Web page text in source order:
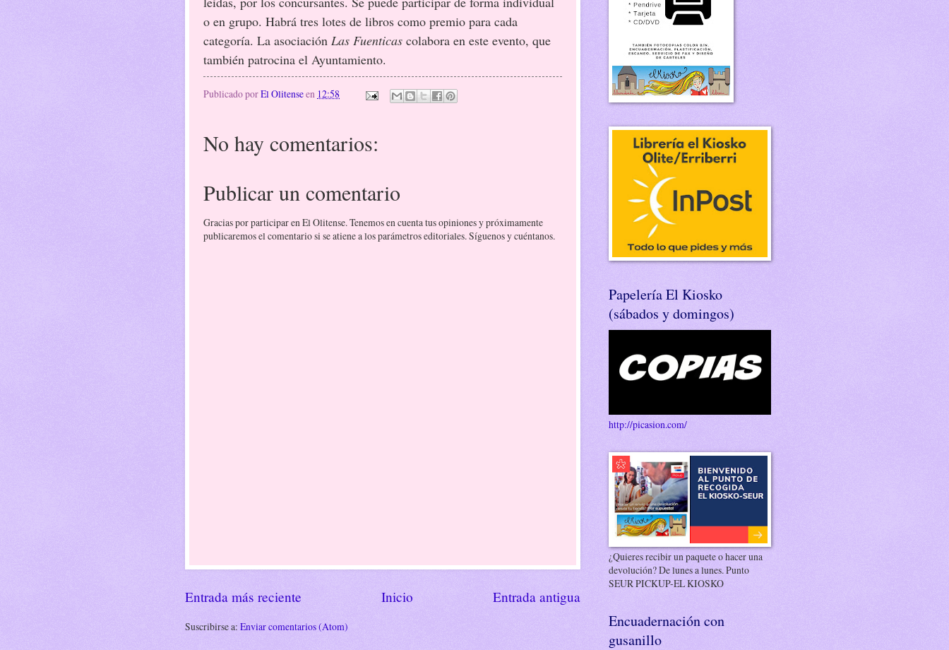
o en grupo. Habrá tres lotes de libros como premio para cada
categoría. La asociación Las Fuenticas colabora en este evento, que
también patrocina el Ayuntamiento.
Publicado porEl Olitenseen 12:58
No hay comentarios:
Publicar un comentario
Gracias por participar en El Olitense. Tenemos en cuenta tus opiniones y próximamente
publicaremos el comentario si se atiene a los parámetros editoriales. Síguenos y cuéntanos.
Entrada más reciente Entrada antigua
Inicio
Suscribirse a: Enviar comentarios (Atom)
Papelería El Kiosko
(sábados y domingos)
http://picasion.com/
¿Quieres recibir un paquete o hacer una
devolución? De lunes a lunes. Punto
SEUR PICKUP-EL KIOSKO
Encuadernación con
gusanillo